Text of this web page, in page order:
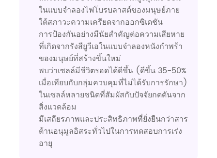
ในแบบจำลองไฟโบรบลาสต์ของมนุษย์ภาย
ใต้สภาวะความเครียดจากออกซิเดชัน
การป้องกันอย่างมีนัยสำคัญต่อความเสียหาย
ที่เกิดจากรังสียูวีเอในแบบจำลองหนังกำพร้า
ของมนุษย์ที่สร้างขึ้นใหม่
พบว่าเซลล์มีชีวิตรอดได้ดีขึ้น (ดีขึ้น 35-50%
เมื่อเทียบกับกลุ่มควบคุมที่ไม่ได้รับการรักษา)
ในเซลล์หลายชนิดที่สัมผัสกับปัจจัยกดดันจาก
สิ่งแวดล้อม
มีเสถียรภาพและประสิทธิภาพที่ยั่งยืนกว่าสาร
ต้านอนุมูลอิสระทั่วไปในการทดสอบการเร่ง
อายุ